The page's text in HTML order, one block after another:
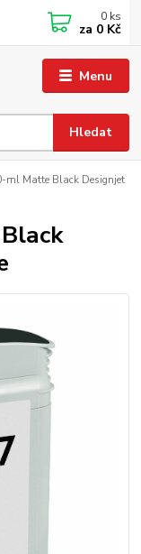
Menu
Hledat
0 ks
za 0 Kč
ml Matte Black Designjet